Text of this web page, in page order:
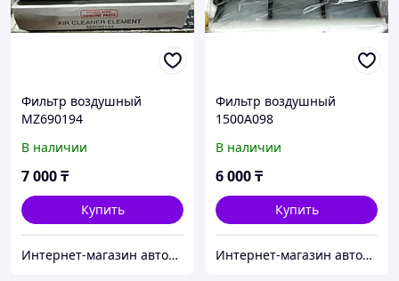
Фильтр воздушный
MZ690194
В наличии
7 000₸
Купить
Интернет-магазин автозапчастей Parts-shop.kz
Фильтр воздушный
1500A098
В наличии
6 000₸
Купить
Интернет-магазин автозапчастей Parts-shop.kz